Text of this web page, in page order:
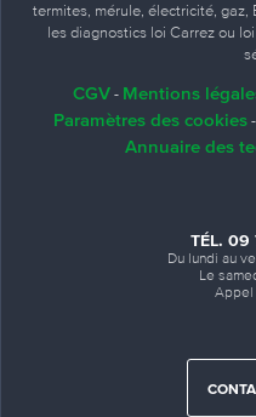
termites, mérule, électricité, gaz,
les diagnostics loi Carrez ou
CGV - Mentions
Paramètres des cookies -
Annuaire des
TÉL.
Du lundi au
Le
Appel